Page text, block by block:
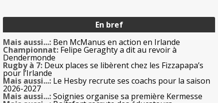
En bref
Mais aussi...: Ben McManus en action en Irlande
Championnat: Felipe Geraghty a dit au revoir à
Dendermonde
Rugby à 7: Deux places se libèrent chez les Fizzapapa’s
pour l’Irlande
Mais aussi...: Le Hesby recrute ses coachs pour la saison
2026-2027
Mais aussi...:Soignies organise sa première Kermesse